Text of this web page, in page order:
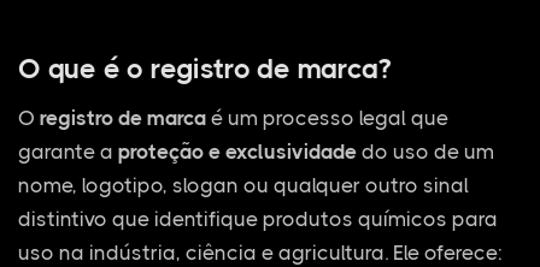
O que é o registro de marca?
O registro de marca é um processo legal que
garante a proteção e exclusividade do uso de um
nome, logotipo, slogan ou qualquer outro sinal
distintivo que identifique produtos químicos para
uso na indústria, ciência e agricultura. Ele oferece: